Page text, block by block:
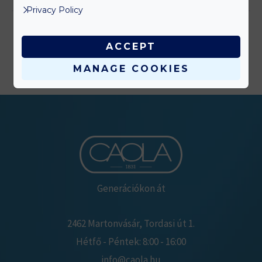
Generációkon át
2462 Martonvásár, Tordasi út 1.
Hétfő - Péntek: 8:00 - 16:00
Privacy Policy
MANAGE COOKIES
ACCEPT